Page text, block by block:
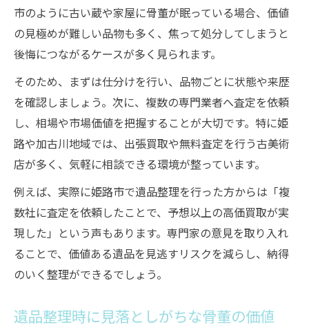
市のように古い蔵や家屋に骨董が眠っている場合、価値
の見極めが難しい品物も多く、焦って処分してしまうと
後悔につながるケースが多く見られます。
そのため、まずは仕分けを行い、品物ごとに状態や来歴
を確認しましょう。次に、複数の専門業者へ査定を依頼
し、相場や市場価値を把握することが大切です。特に姫
路や加古川地域では、出張買取や無料査定を行う古美術
店が多く、気軽に相談できる環境が整っています。
例えば、実際に姫路市で遺品整理を行った方からは「複
数社に査定を依頼したことで、予想以上の高価買取が実
現した」という声もあります。専門家の意見を取り入れ
ることで、価値ある遺品を見逃すリスクを減らし、納得
のいく整理ができるでしょう。
遺品整理時に見落としがちな骨董の価値